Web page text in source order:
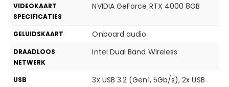
VIDEOKAART
SPECIFICATIES
NVIDIA GeForce RTX 4000 8GB
GELUIDSKAART Onboard audio
DRAADLOOS
NETWERK
Intel Dual Band Wireless
USB
3x USB 3.2 (Gen1, 5Gb/s), 2x USB